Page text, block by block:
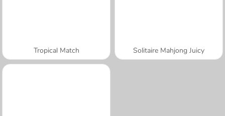
Tropical Match Solitaire Mahjong Juicy